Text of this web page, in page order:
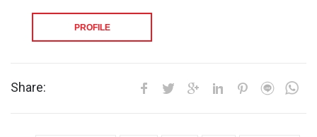
PROFILE
Share: